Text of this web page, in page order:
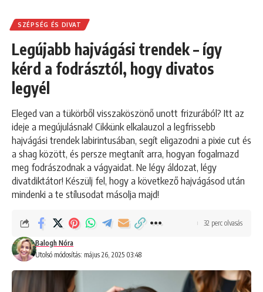
SZÉPSÉG ÉS DIVAT
Legújabb hajvágási trendek – így
kérd a fodrásztól, hogy divatos
legyél
Eleged van a tükörből visszaköszönő unott frizurából? Itt az
ideje a megújulásnak! Cikkünk elkalauzol a legfrissebb
hajvágási trendek labirintusában, segít eligazodni a pixie cut és
a shag között, és persze megtanít arra, hogyan fogalmazd
meg fodrászodnak a vágyaidat. Ne légy áldozat, légy
divatdiktátor! Készülj fel, hogy a következő hajvágásod után
mindenki a te stílusodat másolja majd!
Utolsó módosítás: május 26, 2025 03:48
Balogh Nóra
32 perc olvasás